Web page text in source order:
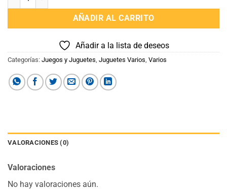
AÑADIR AL CARRITO
Añadir a la lista de deseos
Categorías: Juegos y Juguetes Juguetes Varios Varios
VALORACIONES (0)
Valoraciones
No hay valoraciones aún.